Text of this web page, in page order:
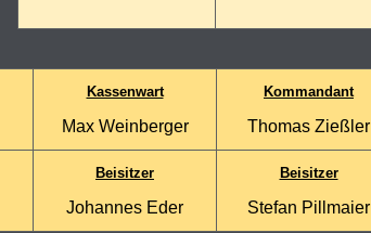
Kassenwart
Max Weinberger
Kommandant
Thomas Zießler
Beisitzer
Johannes Eder
Beisitzer
Stefan Pillmaier